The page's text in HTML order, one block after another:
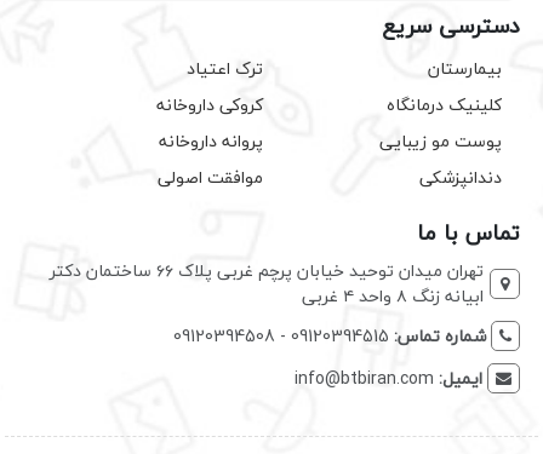
دسترسی سریع
بیمارستان
کلینیک درمانگاه
پوست مو زیبایی
دندانپزشکی
ترک اعتیاد
کروکی داروخانه
پروانه داروخانه
موافقت اصولی
تماس با ما
تهران میدان توحید خیابان پرچم غربی پلاک ۶۶ ساختمان دکتر
ابیانه زنگ ۸ واحد ۴ غربی
شماره تماس: 09120394515 - 09120394508
ایمیل: info@btbiran.com